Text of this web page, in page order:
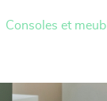
Consoles et